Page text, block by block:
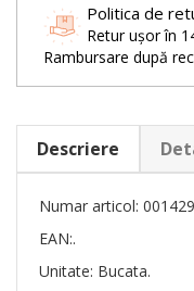
Politica de
Retur ușor în
Rambursare după
Descriere
Numar articol:
EAN:.
Unitate: Bucata.